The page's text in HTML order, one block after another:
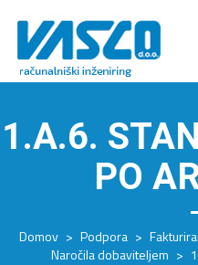
1.A.6.
PO
Domov > Podpora >
Naročila dobaviteljem >